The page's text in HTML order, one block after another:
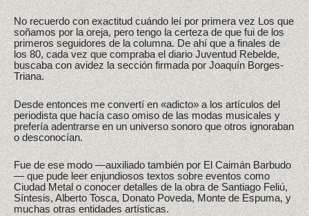
No recuerdo con exactitud cuándo leí por primera vez Los que
soñamos por la oreja, pero tengo la certeza de que fui de los
primeros seguidores de la columna. De ahí que a finales de
los 80, cada vez que compraba el diario Juventud Rebelde,
buscaba con avidez la sección firmada por Joaquín Borges-
Triana.
Desde entonces me convertí en «adicto» a los artículos del
periodista que hacía caso omiso de las modas musicales y
prefería adentrarse en un universo sonoro que otros ignoraban
o desconocían.
Fue de ese modo —auxiliado también por El Caimán Barbudo
— que pude leer enjundiosos textos sobre eventos como
Ciudad Metal o conocer detalles de la obra de Santiago Feliú,
Síntesis, Alberto Tosca, Donato Poveda, Monte de Espuma, y
muchas otras entidades artísticas.